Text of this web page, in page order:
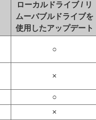
ローカルドライブ / リ
ムーバブルドライブを
使用したアップデート
○
×
○
×